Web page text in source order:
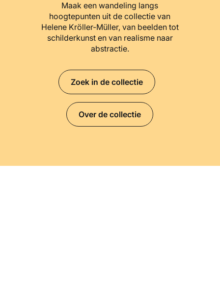
Maak een wandeling langs
hoogtepunten uit de collectie van
Helene Kröller-Müller, van beelden tot
schilderkunst en van realisme naar
abstractie.
Zoek in de collectie
Over de collectie